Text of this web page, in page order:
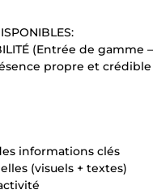
(Entrée de
propre et
informations clés
(visuels + textes)